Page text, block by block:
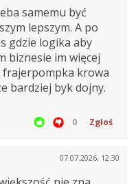
samemu być
lepszym. A po
gdzie logika aby
biznesie im więcej
frajerpompka krowa
bardziej byk dojny.
0 Zgłoś
07.07.2026, 12:30